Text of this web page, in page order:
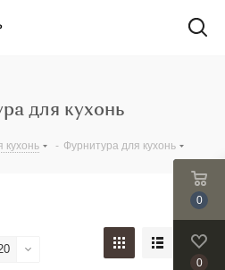
для кухонь
кухонь - Фурнитура для кухонь
0
0